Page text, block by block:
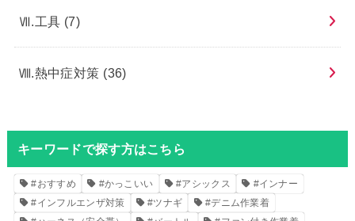
Ⅶ.工具 (7)
Ⅷ.熱中症対策 (36)
キーワードで探す方はこちら
#おすすめ #かっこいい #アシックス
#インナー
#インフルエンザ対策
#ツナギ
#デニム作業着